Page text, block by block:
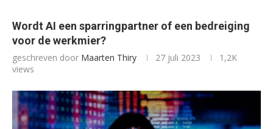
Wordt AI een sparringpartner of een bedreiging
voor de werkmier?
geschreven door Maarten Thiry 27 juli 2023
1,2K
views